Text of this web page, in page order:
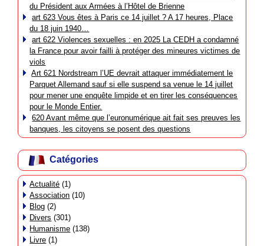
du Président aux Armées à l’Hôtel de Brienne
art 623 Vous êtes à Paris ce 14 juillet ? A 17 heures, Place
du 18 juin 1940…
art 622 Violences sexuelles : en 2025 La CEDH a condamné
la France pour avoir failli à protéger des mineures victimes de
viols
Art 621 Nordstream l’UE devrait attaquer immédiatement le
Parquet Allemand sauf si elle suspend sa venue le 14 juillet
pour mener une enquête limpide et en tirer les conséquences
pour le Monde Entier.
620 Avant même que l’euronumérique ait fait ses preuves les
banques, les citoyens se posent des questions
Catégories
Actualité (1)
Association (10)
Blog (2)
Divers (301)
Humanisme (138)
Livre (1)